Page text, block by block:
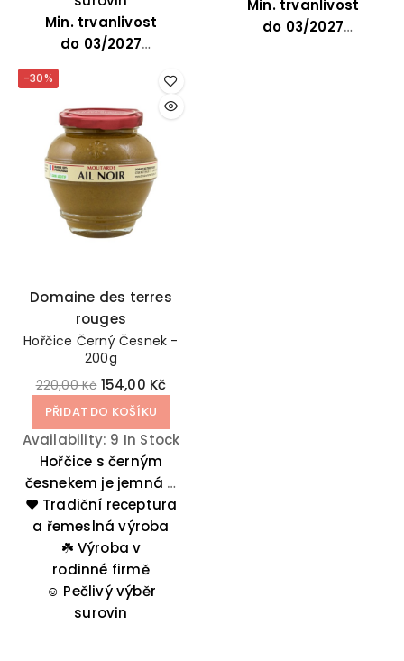
Min. trvanlivost
do 03/2027
grilovanému masu,
restované zelenině
Min. trvanlivost
do 03/2027
-30%
Domaine des terres
rouges
Hořčice Černý Česnek -
200g
220,00 Kč 154,00 Kč
PŘIDAT DO KOŠÍKU
Availability: 9 In Stock
Hořčice s černým
česnekem je jemná a
pikantní omáčka,
která obohatí vaše
pokrmy o originální
chuť. Skvěle se hodí ke
grilovanému masu,
rybám, pečené
❤️ Tradiční receptura
a řemeslná výroba
☘️ Výroba v
rodinné firmě
☺️ Pečlivý výběr
surovin